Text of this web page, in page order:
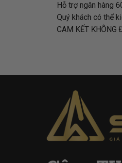
Hỗ trợ ngân hàng
Quý khách có thể
CAM KẾT KHÔNG